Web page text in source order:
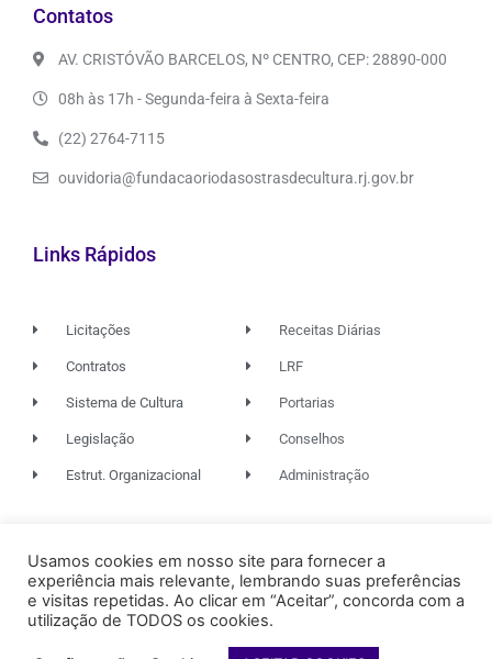
Contatos
AV. CRISTÓVÃO BARCELOS, Nº CENTRO, CEP: 28890-000
08h às 17h - Segunda-feira à Sexta-feira
(22) 2764-7115
ouvidoria@fundacaoriodasostrasdecultura.rj.gov.br
Links Rápidos
Licitações
Contratos
Sistema de Cultura
Legislação
Estrut. Organizacional
Receitas Diárias
LRF
Portarias
Conselhos
Administração
© 2026. TODOS OS DIREITOS RESERVADOS.
FUNDAÇÃO RIO DAS OSTRAS DE CULTURA
Usamos cookies em nosso site para fornecer a
experiência mais relevante, lembrando suas preferências
e visitas repetidas. Ao clicar em “Aceitar”, concorda com a
utilização de TODOS os cookies.